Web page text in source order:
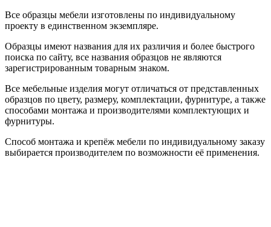
Все образцы мебели изготовлены по индивидуальному
проекту в единственном экземпляре.
Образцы имеют названия для их различия и более быстрого
поиска по сайту, все названия образцов не являются
зарегистрированным товарным знаком.
Все мебельные изделия могут отличаться от представленных
образцов по цвету, размеру, комплектации, фурнитуре, а также
способами монтажа и производителями комплектующих и
фурнитуры.
Способ монтажа и крепёж мебели по индивидуальному заказу
выбирается производителем по возможности её применения.